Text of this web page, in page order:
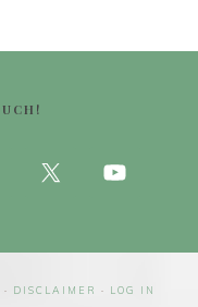
· DISCLAIMER · LOG IN